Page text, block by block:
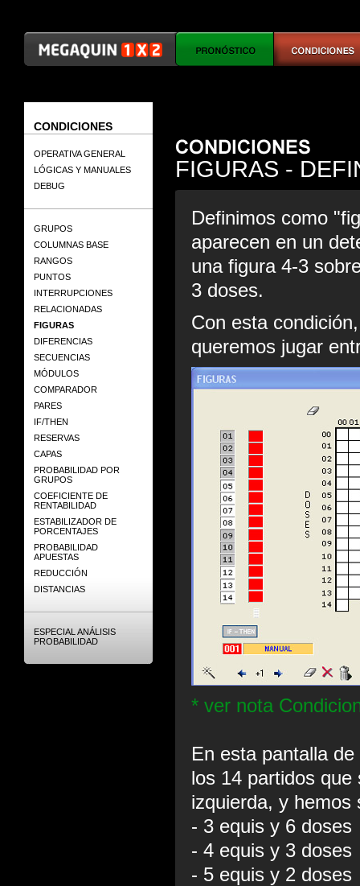
CONDICIONES
OPERATIVA GENERAL
LÓGICAS Y MANUALES
DEBUG
GRUPOS
COLUMNAS BASE
RANGOS
PUNTOS
INTERRUPCIONES
RELACIONADAS
FIGURAS
DIFERENCIAS
SECUENCIAS
MÓDULOS
COMPARADOR
PARES
IF/THEN
RESERVAS
CAPAS
PROBABILIDAD POR
GRUPOS
COEFICIENTE DE
RENTABILIDAD
ESTABILIZADOR DE
PORCENTAJES
PROBABILIDAD
APUESTAS
REDUCCIÓN
DISTANCIAS
ESPECIAL ANÁLISIS
PROBABILIDAD
FIGURAS -
Definimos como
aparecen en un
una figura 4-3
3 doses.
Con esta
queremos jugar
* ver nota
En esta pantalla
los 14 partidos
izquierda, y hemos
- 3 equis y 6 doses
- 4 equis y 3 doses
- 5 equis y 2 doses